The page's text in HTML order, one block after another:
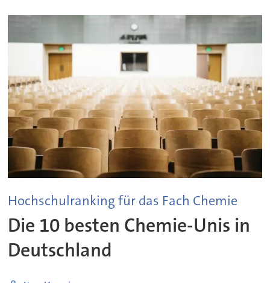
Hochschulranking für das Fach Chemie
Die 10 besten Chemie-Unis in
Deutschland